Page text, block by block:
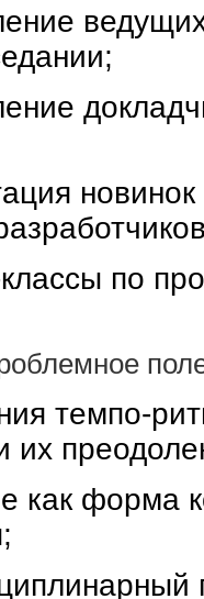
по
темпо-
их
как форма